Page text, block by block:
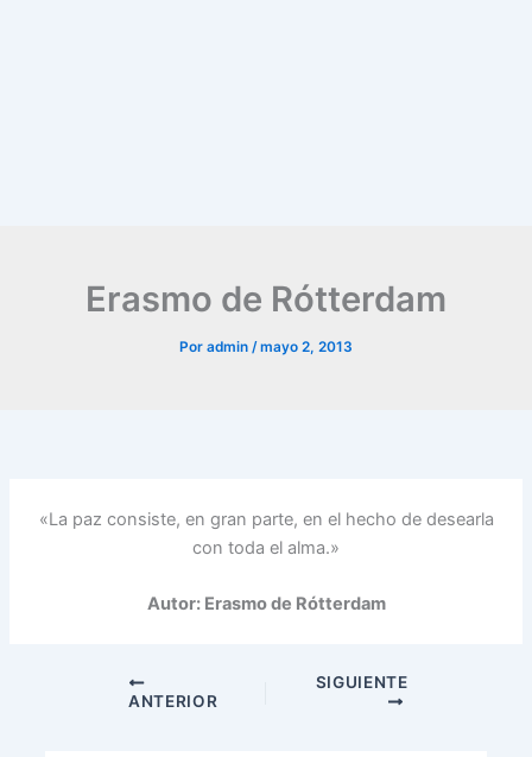
Erasmo de Rótterdam
Por admin /mayo 2, 2013
«La paz consiste, en gran parte, en el hecho de desearla
con toda el alma.»
Autor: Erasmo de Rótterdam
ANTERIOR
SIGUIENTE